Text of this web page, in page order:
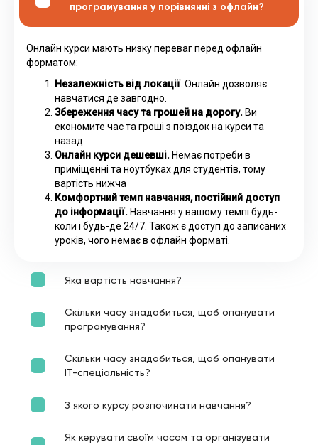
програмування у порівнянні з офлайн?
Онлайн курси мають низку переваг перед офлайн
форматом:
Незалежність від локації. Онлайн дозволяє
навчатися де завгодно.
Збереження часу та грошей на дорогу. Ви
економите час та гроші з поїздок на курси та
назад.
Онлайн курси дешевші. Немає потреби в
приміщенні та ноутбуках для студентів, тому
вартість нижча
Комфортний темп навчання, постійний доступ
до інформації. Навчання у вашому темпі будь-
коли і будь-де 24/7. Також є доступ до записаних
уроків, чого немає в офлайн форматі.
Яка вартість навчання?
Скільки часу знадобиться, щоб опанувати
програмування?
Скільки часу знадобиться, щоб опанувати
ІТ-спеціальність?
З якого курсу розпочинати навчання?
Як керувати своїм часом та організувати